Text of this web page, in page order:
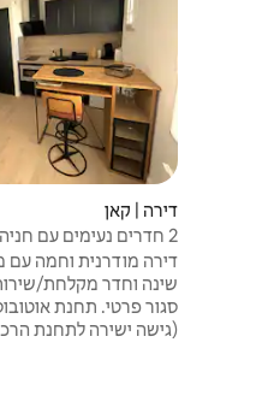
דירה | קאן
2 חדרים נעימים עם חניה פרטית
דירה מודרנית וחמה עם
סגור פרטי. תחנת
(גישה ישירה לתחנת